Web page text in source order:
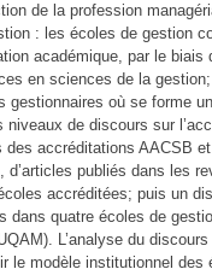
de la profession
: les écoles de gestion
académique, par le biais
en sciences de la
gestionnaires où se forme
niveaux de discours sur
accréditations AACSB
d’articles publiés dans les
accréditées; puis un
dans quatre écoles de
L’analyse du
le modèle institutionnel des